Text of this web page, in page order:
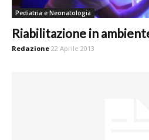
Pediatria e Neonatologia
Riabilitazione in
Redazione 22 Aprile 2013